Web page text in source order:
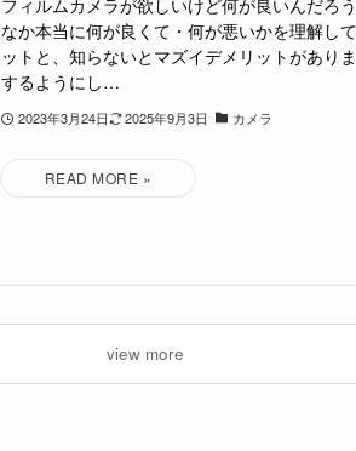
フィルムカメラが欲しいけど何が良いんだろ
なか本当に何が良くて・何が悪いかを理解し
ットと、知らないとマズイデメリットがあり
するようにし…
2023年3月24日 2025年9月3日 カメラ
view more